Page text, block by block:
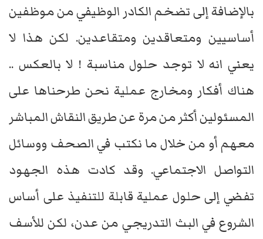
بالإضافة إلى تضخم الكادر الوظيفي من موظفين
أساسيين ومتعاقدين ومتقاعدين. لكن هذا لا
يعني انه لا توجد حلول مناسبة ! لا بالعكس ..
هناك أفكار ومخارج عملية نحن طرحناها على
المسئولين أكثر من مرة عن طريق النقاش المباشر
معهم أو من خلال ما نكتب في الصحف ووسائل
التواصل الاجتماعي. وقد كادت هذه الجهود
تفضي إلى حلول عملية قابلة للتنفيذ على أساس
الشروع في البث التدريجي من عدن، لكن للأسف